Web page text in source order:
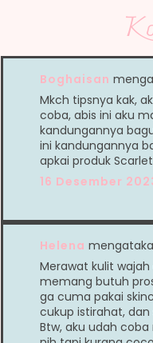
Boghaisan
Mkch tipsnya kak,
coba, abis ini aku
kandungannya
ini kandungannya
apkai produk
16 Desember
Helena
Merawat kulit
memang butuh
ga cuma pakai
cukup istirahat, dan
Btw, aku udah